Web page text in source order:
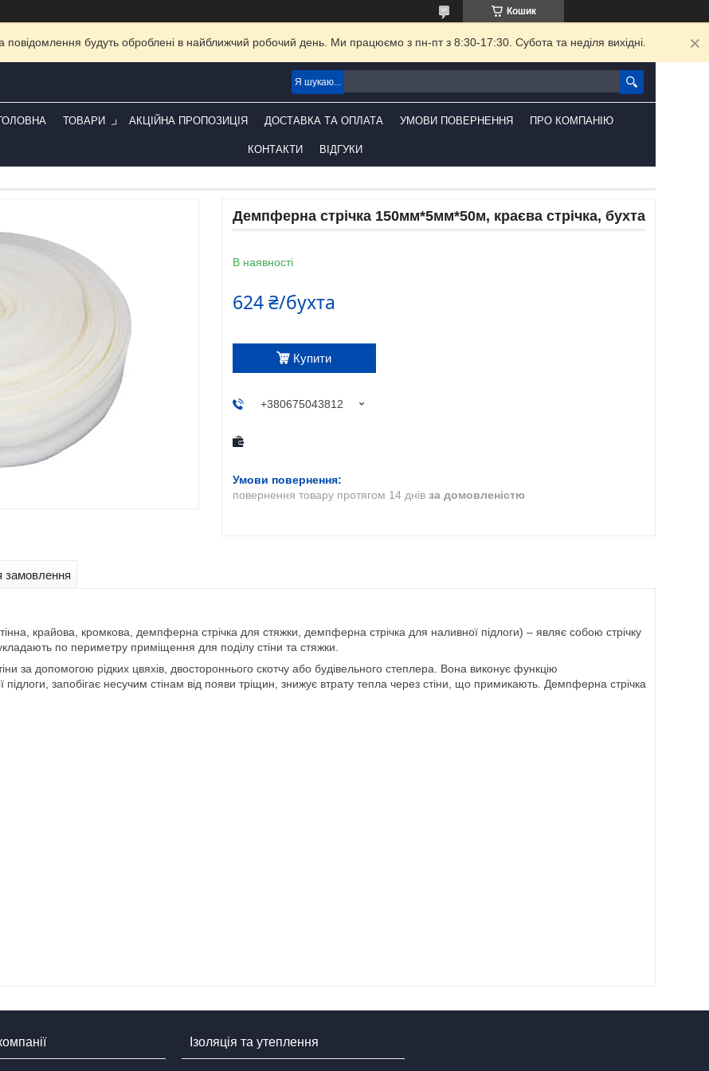
Кошик
будуть оброблені в найближчий робочий день. Ми працюємо з пн-пт з 8:30-17:30. Субота та неділя вихідні.
ТОВАРИ АКЦІЙНА ПРОПОЗИЦІЯ ДОСТАВКА ТА ОПЛАТА УМОВИ ПОВЕРНЕННЯ ПРО КОМПАНІЮ
КОНТАКТИ ВІДГУКИ
Демпферна стрічка 150мм*5мм*50м, краєва стрічка, бухта
В наявності
624 ₴/бухта
Купити
+380675043812
повернення товару протягом 14 днів за домовленістю
замовлення
крайова, кромкова, демпферна стрічка для стяжки, демпферна стрічка для наливної підлоги) – являє собою стрічку
по периметру приміщення для поділу стіни та стяжки.
за допомогою рідких цвяхів, двостороннього скотчу або будівельного степлера. Вона виконує функцію
запобігає несучим стінам від появи тріщин, знижує втрату тепла через стіни, що примикають. Демпферна стрічка
Ізоляція та утеплення